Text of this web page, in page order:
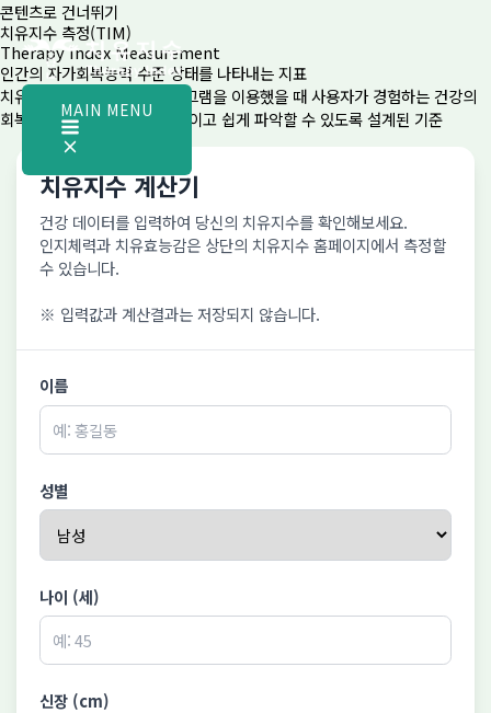
콘텐츠로 건너뛰기
MAIN MENU
치유지수 측정(TIM)
Therapy Index Measurement
인간의 자가회복능력 수준 상태를 나타내는 지표
치유제품이나 서비스 및 프로그램을 이용했을 때 사용자가 경험하는 건강의
회복·유지·증진 효과를 객관적이고 쉽게 파악할 수 있도록 설계된 기준
치유지수 계산기
건강 데이터를 입력하여 당신의 치유지수를 확인해보세요.
인지체력과 치유효능감은 상단의 치유지수 홈페이지에서 측정할
수 있습니다.
※ 입력값과 계산결과는 저장되지 않습니다.
이름
성별
나이 (세)
신장 (cm)